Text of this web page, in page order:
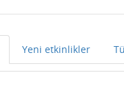
Yeni etkinlikler